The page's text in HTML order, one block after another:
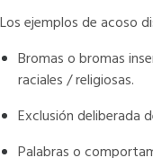
Los ejemplos de acoso
Bromas o bromas
raciales / religiosas.
Exclusión deliberada
Palabras o